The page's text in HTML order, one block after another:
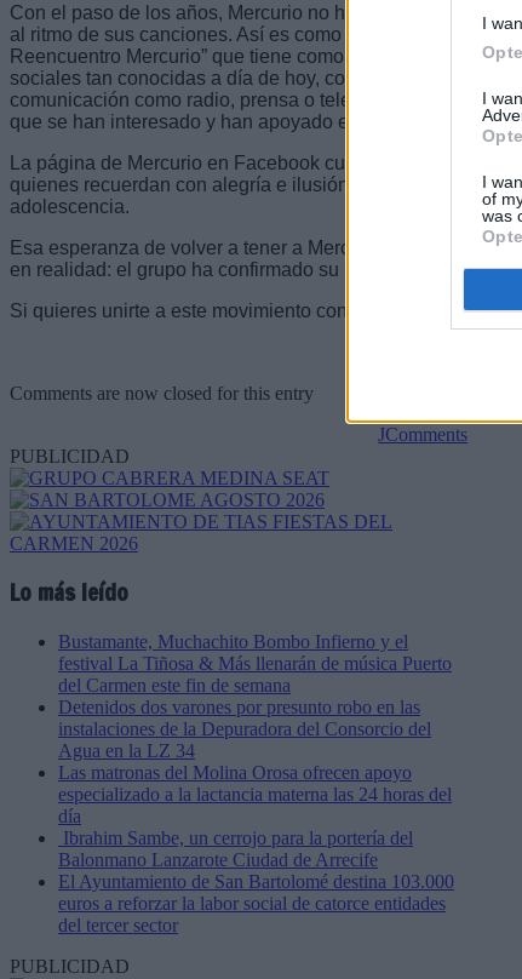
I
I
I
of
was
Con el paso de los años, Mercurio no ha dejado de vivir
al ritmo de sus canciones. Así es como en 2009 nace el
Reencuentro Mercurio” que tiene como objetivo el
sociales tan conocidas a día de hoy, como es Facebook o
comunicación como radio, prensa o televisión han
que se han interesado y han apoyado el proyecto.
La página de Mercurio en Facebook cuenta hoy con más
quienes recuerdan con alegría e ilusión todos esos
adolescencia.
Esa esperanza de volver a tener a Mercurio en los
en realidad: el grupo ha confirmado su reencuentro para
Si quieres unirte a este movimiento contacta en espana @
Comments are now closed for this entry
JComments
PUBLICIDAD
Lo más leído
Bustamante, Muchachito Bombo Infierno y el
festival La Tiñosa & Más llenarán de música Puerto
del Carmen este fin de semana
Detenidos dos varones por presunto robo en las
instalaciones de la Depuradora del Consorcio del
Agua en la LZ 34
Las matronas del Molina Orosa ofrecen apoyo
especializado a la lactancia materna las 24 horas del
día
Ibrahim Sambe, un cerrojo para la portería del
Balonmano Lanzarote Ciudad de Arrecife
El Ayuntamiento de San Bartolomé destina 103.000
euros a reforzar la labor social de catorce entidades
del tercer sector
PUBLICIDAD